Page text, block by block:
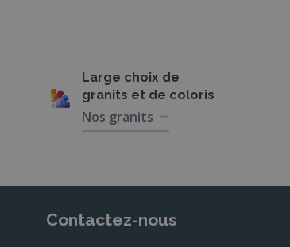
adaptés aux besoins et aux
de toutes les formalités
et urnes funéraires pour répondre
Large choix de
granits et de coloris
Nos granits
Contactez-nous